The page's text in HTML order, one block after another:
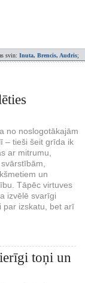
svin: Inuta, Brencis, Audris;
no noslogotākajām
– tieši šeit grīda ik
ar mitrumu,
un
Tāpēc virtuves
izvēlē svarīgi
par izskatu, bet arī
toņi un